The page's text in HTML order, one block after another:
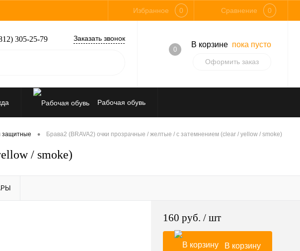
Избранное 0 Сравнение 0
305-25-79 Заказать звонок
0
В корзине пока пусто
Оформить заказ
Рабочая обувь
Средства индивидуальной защиты
защитные • Брава2 (BRAVA2) очки прозрачные / желтые / с затемнением (clear / yellow / smoke)
/ smoke)
160 руб. / шт
В корзину